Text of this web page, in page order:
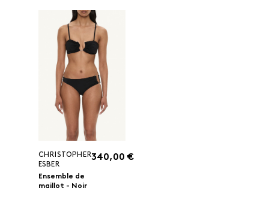
CHRISTOPHER
ESBER
Ensemble de
maillot - Noir
340,00 €